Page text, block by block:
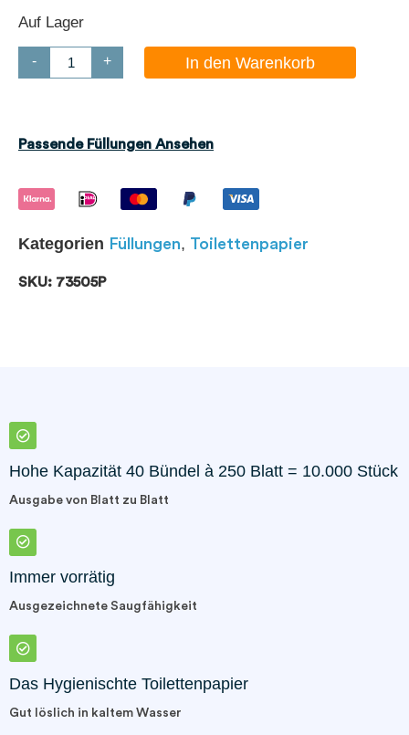
Auf Lager
- + In den Warenkorb
Passende Füllungen Ansehen
Kategorien Füllungen, Toilettenpapier
SKU: 73505P
Hohe Kapazität 40 Bündel à 250 Blatt = 10.000 Stück
Ausgabe von Blatt zu Blatt
Immer vorrätig
Ausgezeichnete Saugfähigkeit
Das Hygienischte Toilettenpapier
Gut löslich in kaltem Wasser